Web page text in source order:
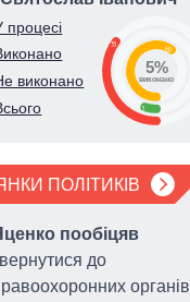
процесі
виконано
35
5
60
5%
виконано
ПОЛІТИКІВ
пообіцяв
до
органів